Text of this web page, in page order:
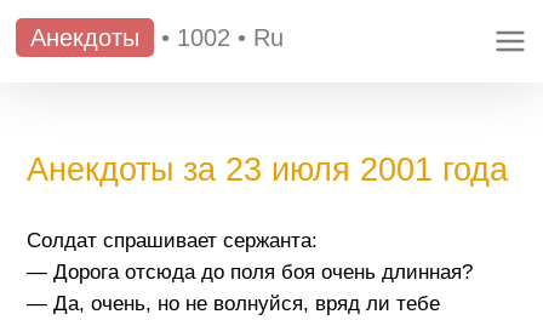
Анекдоты • 1002 • Ru
Анекдоты за 23 июля 2001 года
Солдат спрашивает сержанта:
— Дорога отсюда до поля боя очень длинная?
— Да, очень, но не волнуйся, вряд ли тебе